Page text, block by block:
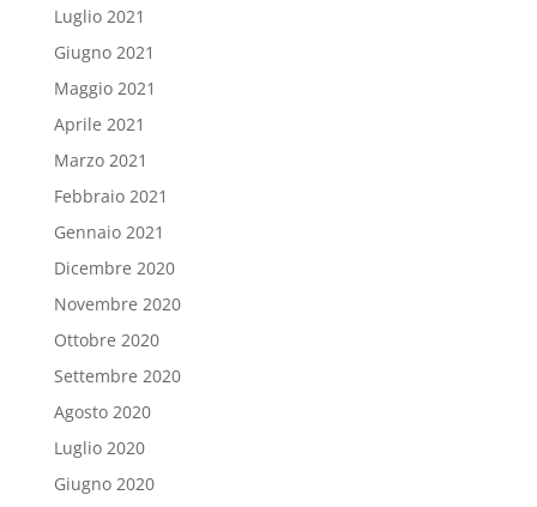
Luglio 2021
Giugno 2021
Maggio 2021
Aprile 2021
Marzo 2021
Febbraio 2021
Gennaio 2021
Dicembre 2020
Novembre 2020
Ottobre 2020
Settembre 2020
Agosto 2020
Luglio 2020
Giugno 2020